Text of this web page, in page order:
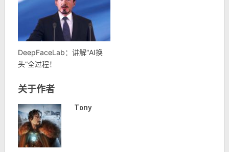
DeepFaceLab：讲解“AI换
头”全过程！
关于作者
Tony